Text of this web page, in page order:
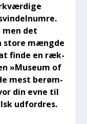
det
sto­re mæng­de
fin­de en ræk­
»Muse­um of
mest berøm­
din evne til
udfor­dres.